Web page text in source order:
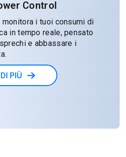
Control
monitora i tuoi consumi di
in tempo reale, pensato
e abbassare i
PIÙ